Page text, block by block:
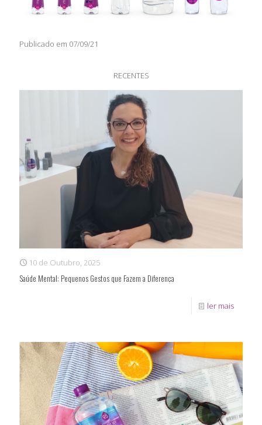
Publicado em 07/09/21
RECENTES
10 de Outubro, 2025
Saúde Mental: Pequenos Gestos que Fazem a Diferença
ler mais